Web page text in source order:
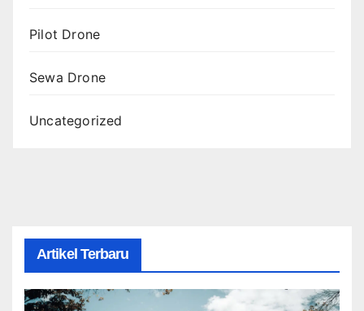
Pilot Drone
Sewa Drone
Uncategorized
Artikel Terbaru